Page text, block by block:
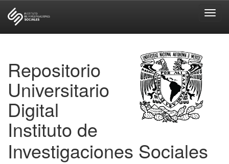
Repositorio
Universitario
Digital
Instituto de
Investigaciones Sociales